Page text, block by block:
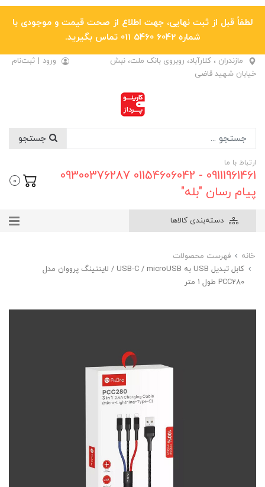
لطفاً قبل از ثبت نهایی، جهت اطلاع از صحت قیمت و موجودی با
شماره 6042 5460 011 تماس بگیرید.
مازندران ، کلارآباد، روبروی بانک ملت، نبش
خیابان شهید قاضی
ورود | ثبت‌نام
ارتباط با ما
09111961461 - 01154606042 09300376287
پیام رسان "بله"
0
دسته‌بندی کالاها
خانه
فهرست محصولات
کابل تبدیل USB به USB-C / microUSB / لایتنینگ پرووان مدل
PCC280 طول 1 متر